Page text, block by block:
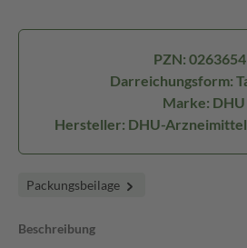
PZN:
Darreichungsform:
Marke: DHU
Hersteller: DHU-Arzneimittel
Packungsbeilage
Beschreibung